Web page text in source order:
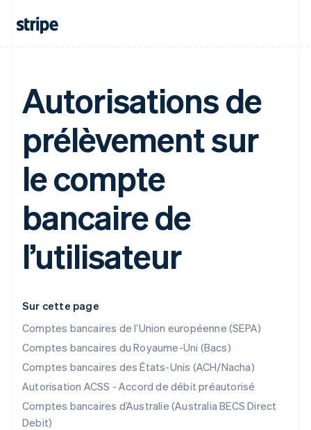
Autorisations de
prélèvement sur
le compte
bancaire de
l’utilisateur
Sur cette page
Comptes bancaires de l’Union européenne (SEPA)
Comptes bancaires du Royaume-Uni (Bacs)
Comptes bancaires des États-Unis (ACH/Nacha)
Autorisation ACSS - Accord de débit préautorisé
Comptes bancaires d’Australie (Australia BECS Direct
Debit)